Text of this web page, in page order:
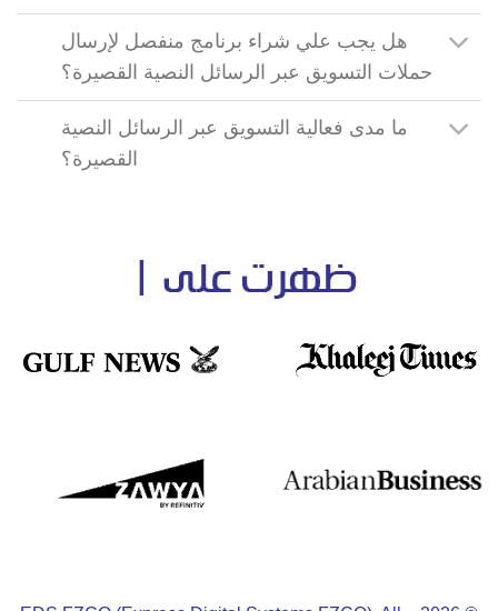
هل يجب علي شراء برنامج منفصل لإرسال
حملات التسويق عبر الرسائل النصية القصيرة؟
ما مدى فعالية التسويق عبر الرسائل النصية
القصيرة؟